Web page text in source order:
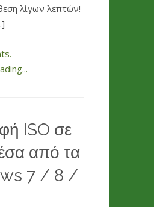
λίγων λεπτών!
ISO σε
από τα
7 / 8 /